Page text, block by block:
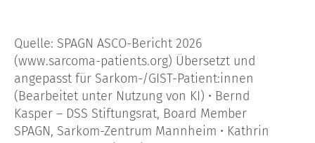
Quelle: SPAGN ASCO-Bericht 2026
(www.sarcoma-patients.org) Übersetzt und
angepasst für Sarkom-/GIST-Patient:innen
(Bearbeitet unter Nutzung von KI) • Bernd
Kasper – DSS Stiftungsrat, Board Member
SPAGN, Sarkom-Zentrum Mannheim • Kathrin